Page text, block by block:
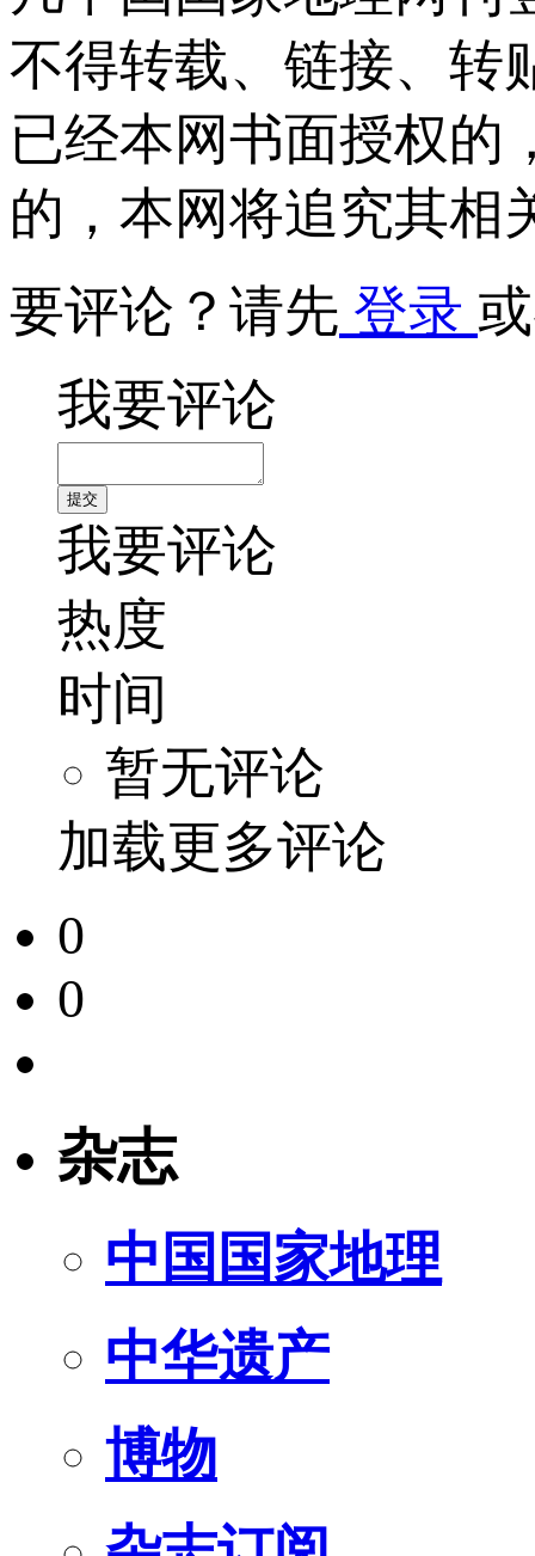
不得转载、链接、转
已经本网书面授权的
的，本网将追究其相
要评论？请先 登录
我要评论
我要评论
热度
时间
暂无评论
加载更多评论
0
0
杂志
中国国家地理
中华遗产
博物